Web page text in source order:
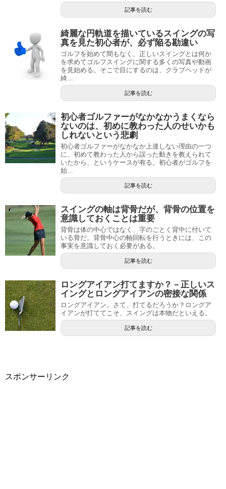
記事を読む
綺麗な円軌道を描いているスイングの写
真を見た初心者が、必ず陥る勘違い
ゴルフを始めて間もなく、正しいスイングとは何か
を求めてゴルフスイングに関する多くの写真や動画
を見始める。そこで目にするのは、クラブヘッドが
綺...
記事を読む
初心者ゴルファーがなかなかうまくなら
ないのは、初めに教わった人のせいかも
しれないという悲劇
初心者ゴルファーがなかなか上達しない理由の一つ
に、初めて教わった人から誤った動きを教えられて
いたから、というケースが有る。初心者がゴルフを
始...
記事を読む
スイングの軸は背骨だが、背骨の位置を
意識しておくことは重要
背骨は体の中心ではなく、字のごとく背中に付いて
いる骨だ。背骨中心の軸回転を行うときには、この
事実を意識しておく必要がある。
記事を読む
ロングアイアン打てますか？－正しいス
イングとロングアイアンの密接な関係
ロングアイアン。さて、打てるだろうか？ロングア
イアンが打ててこそ、スイングは本物だといえる。
記事を読む
スポンサーリンク